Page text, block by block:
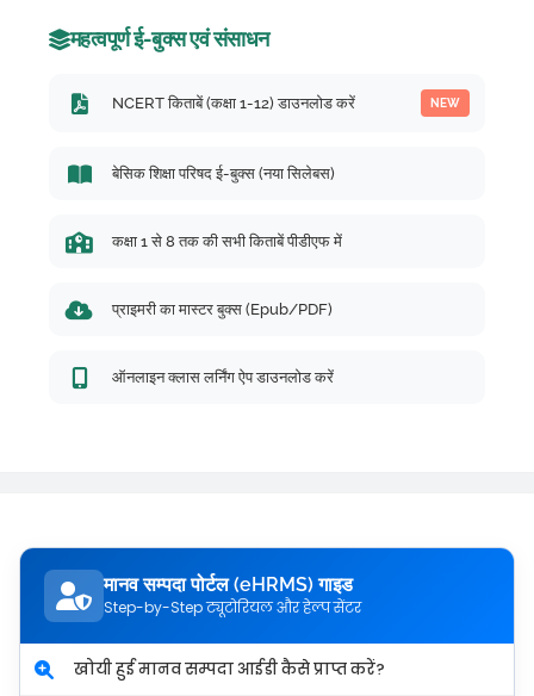
महत्वपूर्ण ई-बुक्स एवं संसाधन
NCERT किताबें (कक्षा 1-12) डाउनलोड करें NEW
बेसिक शिक्षा परिषद ई-बुक्स (नया सिलेबस)
कक्षा 1 से 8 तक की सभी किताबें पीडीएफ में
प्राइमरी का मास्टर बुक्स (Epub/PDF)
ऑनलाइन क्लास लर्निंग ऐप डाउनलोड करें
मानव सम्पदा पोर्टल (eHRMS) गाइड
Step-by-Step ट्यूटोरियल और हेल्प सेंटर
खोयी हुई मानव सम्पदा आईडी कैसे प्राप्त करें?